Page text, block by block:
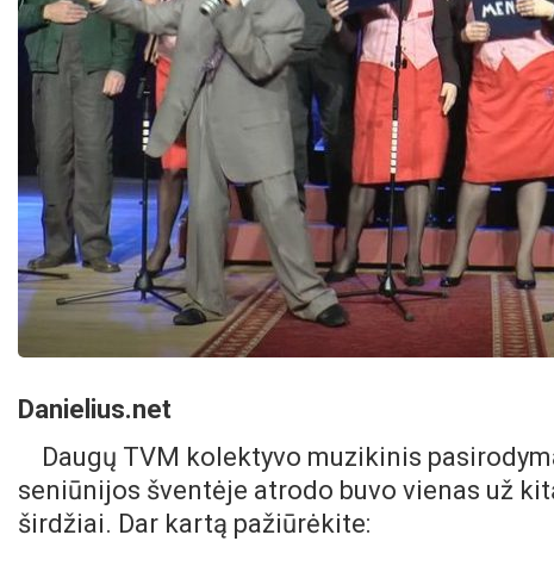
Danielius.net
Daugų TVM kolektyvo muzikinis
seniūnijos šventėje atrodo buvo vienas už
širdžiai. Dar kartą pažiūrėkite: